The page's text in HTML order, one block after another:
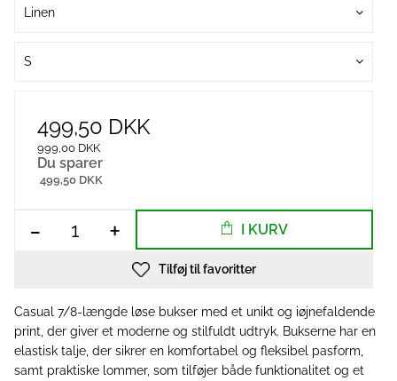
Linen
S
499,50 DKK
999,00 DKK
Du sparer
499,50 DKK
- + I KURV
Tilføj til favoritter
Casual 7/8-længde løse bukser med et unikt og iøjnefaldende
print, der giver et moderne og stilfuldt udtryk. Bukserne har en
elastisk talje, der sikrer en komfortabel og fleksibel pasform,
samt praktiske lommer, som tilføjer både funktionalitet og et